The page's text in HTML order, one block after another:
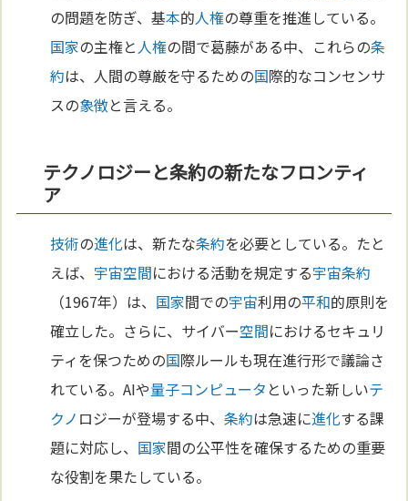
の問題を防ぎ、基本的人権の尊重を推進している。
国家の主権と 人権の間で葛藤がある中、これらの条
約は、人間の尊厳を守るための国際的なコンセンサ
スの象徴と言える。
テクノロジーと条約の新たなフロンティ
ア
技術の進化は、新たな条約を必要としている。たと
えば、 宇宙空間における活動を規定する宇宙条約
（1967年）は、 国家間での宇宙利用の平和的原則を
確立した。さらに、サイバー空間におけるセキュリ
ティを保つための国際ルールも現在進行形で議論さ
れている。AIや量子コンピュータ といった新しいテ
クノ ロジーが登場する中、条約は急速に進化する課
題に対応し、 国家間の公平性を確保するための重要
な役割を果たしている。